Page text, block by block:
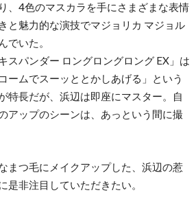
、4色のマスカラを手にさまざまな表情
と魅力的な演技でマジョリカ マジョル
でいた。
スパンダー ロングロングロング EX」は
ームでスーッととかしあげる」という
特長だが、浜辺は即座にマスター。自
アップのシーンは、あっという間に撮
まつ毛にメイクアップした、浜辺の惹
是非注目していただきたい。